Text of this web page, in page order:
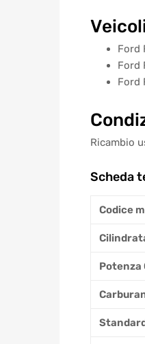
Ford
Ford
Ford
Ricambio
Scheda
Codice
Potenza